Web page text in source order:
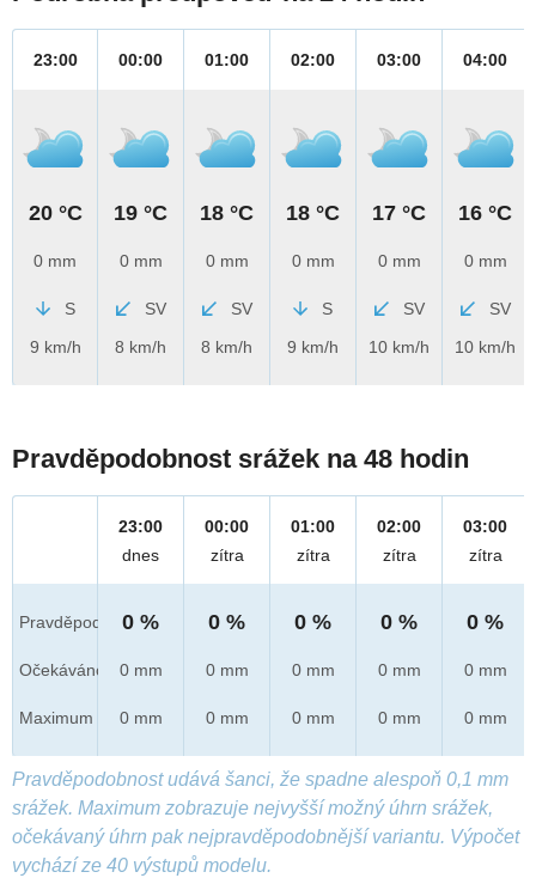
23:00
20 °C
0 mm
S
9 km/h
00:00
19 °C
0 mm
SV
8 km/h
01:00
18 °C
0 mm
SV
8 km/h
02:00
18 °C
0 mm
S
9 km/h
03:00
17 °C
0 mm
SV
10 km/h
04:00
16 °C
0 mm
SV
10 km/h
Pravděpodobnost srážek na 48 hodin
Pravděpod.
Očekáváno
Maximum
23:00
dnes
0 %
0 mm
0 mm
00:00
zítra
0 %
0 mm
0 mm
01:00
zítra
0 %
0 mm
0 mm
02:00
zítra
0 %
0 mm
0 mm
03:00
zítra
0 %
0 mm
0 mm
Pravděpodobnost udává šanci, že spadne alespoň 0,1 mm
srážek. Maximum zobrazuje nejvyšší možný úhrn srážek,
očekávaný úhrn pak nejpravděpodobnější variantu. Výpočet
vychází ze 40 výstupů modelu.